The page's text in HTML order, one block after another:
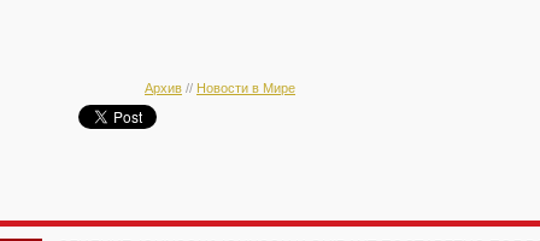
Архив // Новости в Мире